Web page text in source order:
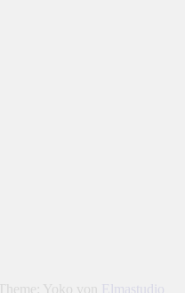
Theme: Yoko von Elmastudio